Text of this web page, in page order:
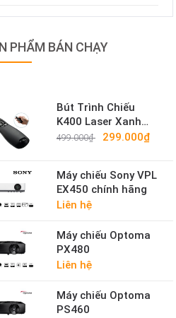
PHẨM BÁN CHẠY
Bút Trình Chiếu
K400 Laser Xanh
Cao Cấp – Bút Trình
499.000₫ 299.000₫
Máy chiếu Sony VPL
EX450 chính hãng
Liên hệ
Máy chiếu Optoma
PX480
Liên hệ
Máy chiếu Optoma
PS460